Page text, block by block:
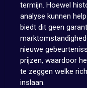
termijn. Hoewel
analyse kunnen
biedt dit geen
nieuwe
prijzen, waardoor
te zeggen welke
inslaan.